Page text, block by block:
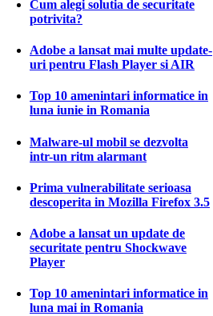
Cum alegi solutia de securitate
potrivita?
Adobe a lansat mai multe update-
uri pentru Flash Player si AIR
Top 10 amenintari informatice in
luna iunie in Romania
Malware-ul mobil se dezvolta
intr-un ritm alarmant
Prima vulnerabilitate serioasa
descoperita in Mozilla Firefox 3.5
Adobe a lansat un update de
securitate pentru Shockwave
Player
Top 10 amenintari informatice in
luna mai in Romania